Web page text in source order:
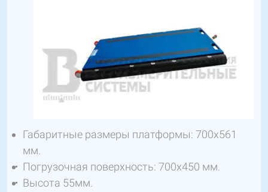
Габаритные размеры платформы: 700х561
мм.
Погрузочная поверхность: 700х450 мм.
Высота 55мм.